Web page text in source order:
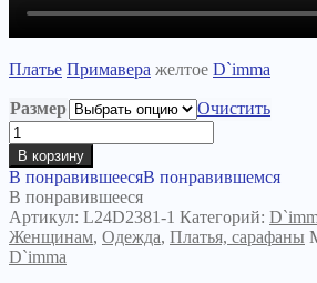
Платье Примавера желтое D`imma
Размер
Очистить
Количество
товара
Платье
Примавера
желтое
В корзину
В понравившеесяВ понравившемся
В понравившееся
Артикул: L24D2381-1 Категорий:
Женщинам, Одежда, Платья, сарафаны
D`imma